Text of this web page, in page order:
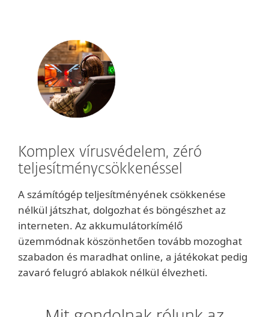
Komplex vírusvédelem, zéró
teljesítménycsökkenéssel
A számítógép teljesítményének csökkenése
nélkül játszhat, dolgozhat és böngészhet az
interneten. Az akkumulátorkímélő
üzemmódnak köszönhetően tovább mozoghat
szabadon és maradhat online, a játékokat pedig
zavaró felugró ablakok nélkül élvezheti.